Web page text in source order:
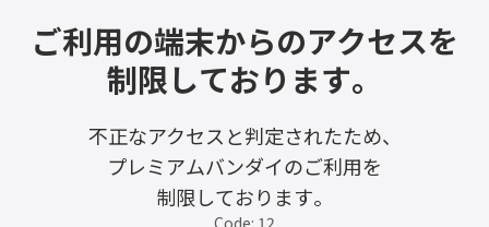
ご利用の端末からのアクセスを
制限しております。
不正なアクセスと判定されたため、
プレミアムバンダイのご利用を
制限しております。
Code: 12